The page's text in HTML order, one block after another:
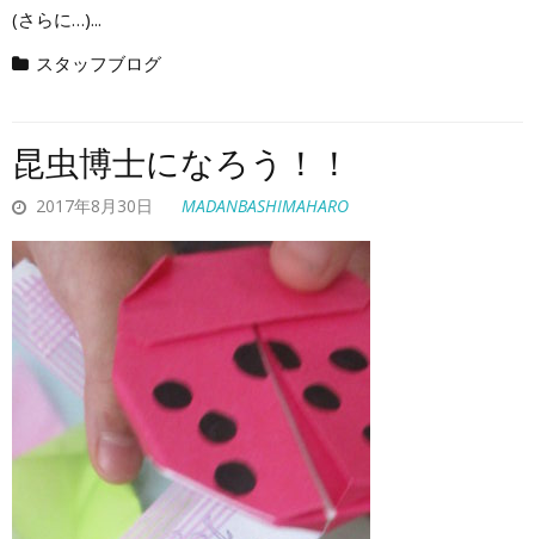
(さらに…)...
スタッフブログ
昆虫博士になろう！！
2017年8月30日 MADANBASHIMAHARO